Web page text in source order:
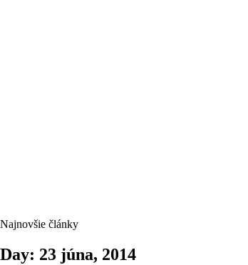
Najnovšie články
Day: 23 júna, 2014